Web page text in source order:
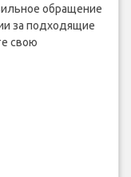
обращение
за подходящие
свою